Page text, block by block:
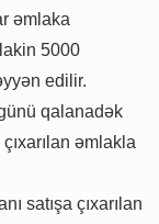
əmlaka
5000
edilir.
qalanadək
əmlakla
satışa çıxarılan